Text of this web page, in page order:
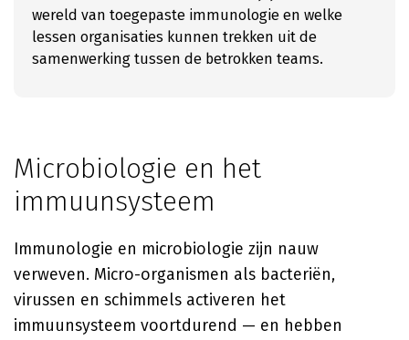
wereld van toegepaste immunologie en welke
lessen organisaties kunnen trekken uit de
samenwerking tussen de betrokken teams.
Microbiologie en het
immuunsysteem
Immunologie en microbiologie zijn nauw
verweven. Micro-organismen als bacteriën,
virussen en schimmels activeren het
immuunsysteem voortdurend — en hebben